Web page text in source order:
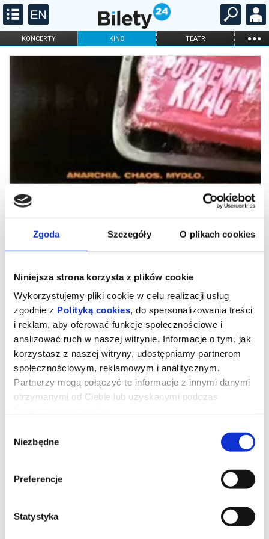
Zgoda Szczegóły O plikach cookies
Niniejsza strona korzysta z plików cookie
Wykorzystujemy pliki cookie w celu realizacji usług
zgodnie z Polityką cookies, do spersonalizowania treści
i reklam, aby oferować funkcje społecznościowe i
analizować ruch w naszej witrynie. Informacje o tym, jak
korzystasz z naszej witryny, udostępniamy partnerom
społecznościowym, reklamowym i analitycznym.
Partnerzy mogą połączyć te informacje z innymi danymi
otrzymanymi od Ciebie lub uzyskanymi podczas
zgody
Niezbędne
Preferencje
Statystyka
KONCERTY KINO TEATR ...
FILHARMONIA OPERA I BALET
STAND-UP
ONLINE KARNETY
PODZIEMNY KRĄG (re-release) 2D
zupełnym przeciwieństwem.